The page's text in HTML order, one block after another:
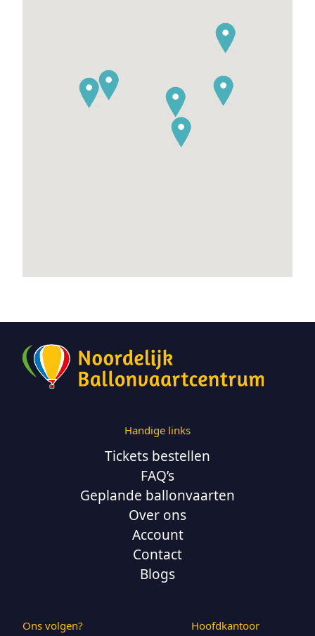
Handige links
Tickets bestellen
FAQ’s
Geplande ballonvaarten
Over ons
Account
Contact
Blogs
Ons volgen? Hoofdkantoor